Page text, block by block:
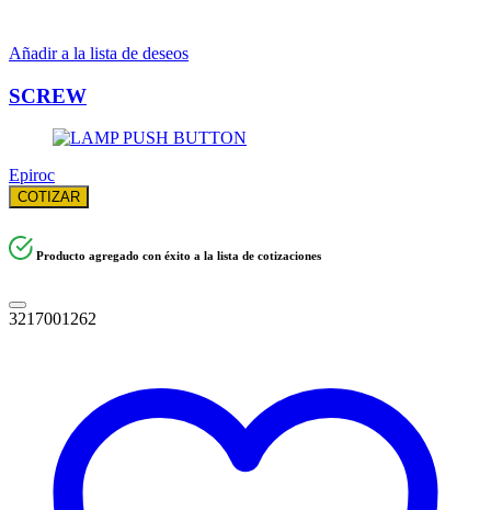
Añadir a la lista de deseos
SCREW
Epiroc
COTIZAR
Producto agregado con éxito a la lista de cotizaciones
3217001262